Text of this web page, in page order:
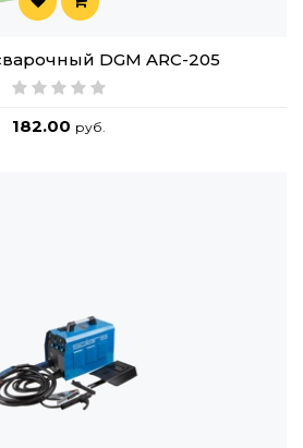
DGM ARC-205
182.00 руб.